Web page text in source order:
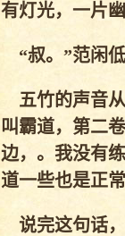
有灯光，一片
“叔。”范闲低
五竹的声音从
叫霸道，第二
边，。我没有
道一些也是正
说完这句话，